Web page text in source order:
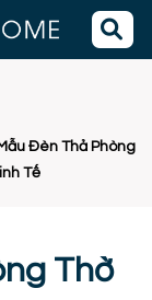
Đèn Thả Phòng
Tế
Thờ